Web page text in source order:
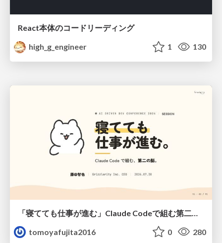
React本体のコードリーディング
high_g_engineer
1 130
tomoyafujita2016
0 280